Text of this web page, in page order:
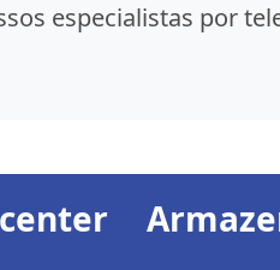
especialistas por